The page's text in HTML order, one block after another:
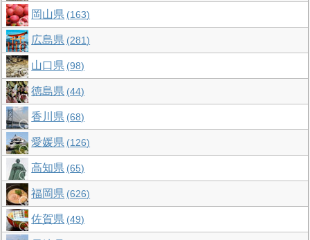
岡山県 163
広島県 281
山口県 98
徳島県 44
香川県 68
愛媛県 126
高知県 65
福岡県 626
佐賀県 49